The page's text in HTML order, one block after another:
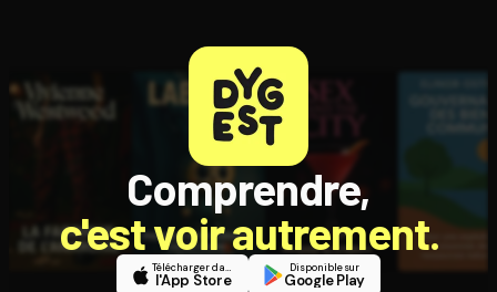
Comprendre,
c'est voir autrement.
Télécharger dans
l'App Store
Disponible sur
Google Play